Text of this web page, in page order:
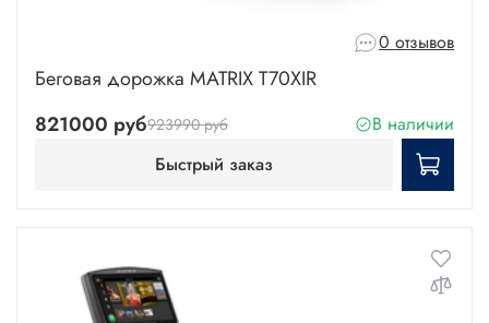
0 отзывов
Беговая дорожка MATRIX T70XIR
821000 руб923990 руб
В наличии
Быстрый заказ